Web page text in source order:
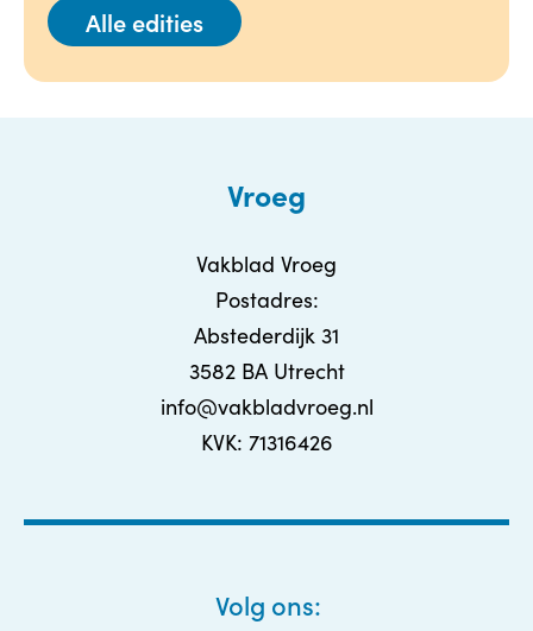
Alle edities
Vroeg
Vakblad Vroeg
Postadres:
Abstederdijk 31
3582 BA Utrecht
info@vakbladvroeg.nl
KVK: 71316426
Volg ons: